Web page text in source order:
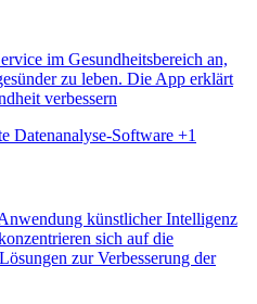
im Gesundheitsbereich an,
zu leben. Die App erklärt
verbessern
Datenanalyse-Software +1
künstlicher Intelligenz
sich auf die
zur Verbesserung der